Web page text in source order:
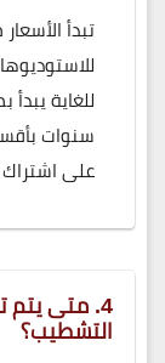
سنوات
على
4. متى
التشطيب؟